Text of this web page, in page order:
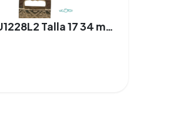
GUESS U1228L2 Talla 17 34 mm Cuarzo Acero